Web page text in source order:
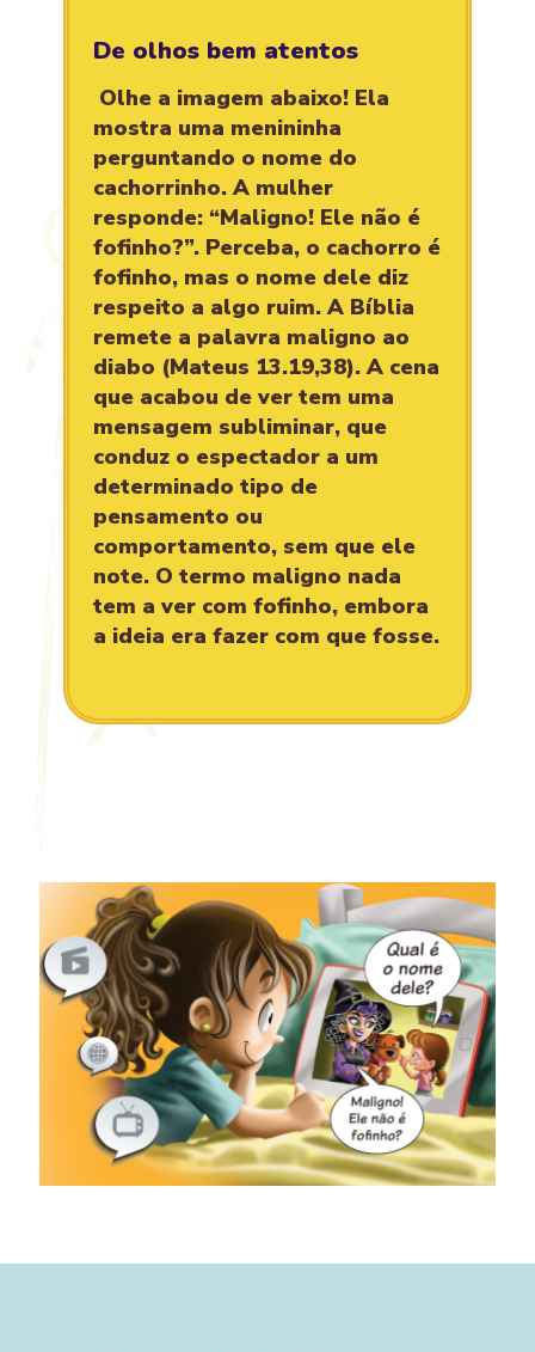
De olhos bem atentos
Olhe a imagem abaixo! Ela
mostra uma menininha
perguntando o nome do
cachorrinho. A mulher
responde: “Maligno! Ele não é
fofinho?”. Perceba, o cachorro é
fofinho, mas o nome dele diz
respeito a algo ruim. A Bíblia
remete a palavra maligno ao
diabo (Mateus 13.19,38). A cena
que acabou de ver tem uma
mensagem subliminar, que
conduz o espectador a um
determinado tipo de
pensamento ou
comportamento, sem que ele
note. O termo maligno nada
tem a ver com fofinho, embora
a ideia era fazer com que fosse.